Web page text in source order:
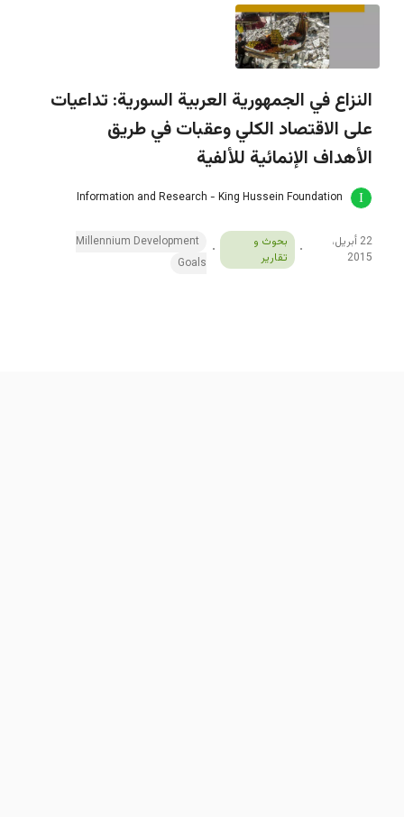
النزاع في الجمهورية العربية السورية: تداعيات
على الاقتصاد الكلي وعقبات في طريق
الأهداف الإنمائية للألفية
Information and Research - King Hussein Foundation
22 أبريل،
2015
بحوث و
تقارير
Millennium Development
Goals